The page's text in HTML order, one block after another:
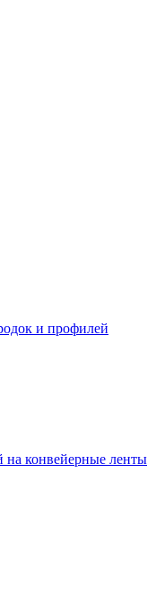
и профилей
на конвейерные ленты